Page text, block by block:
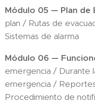
Módulo 05 — Plan de
plan / Rutas de
Sistemas de alarma
Módulo 06 —
emergencia / Durante
emergencia /
Procedimiento de